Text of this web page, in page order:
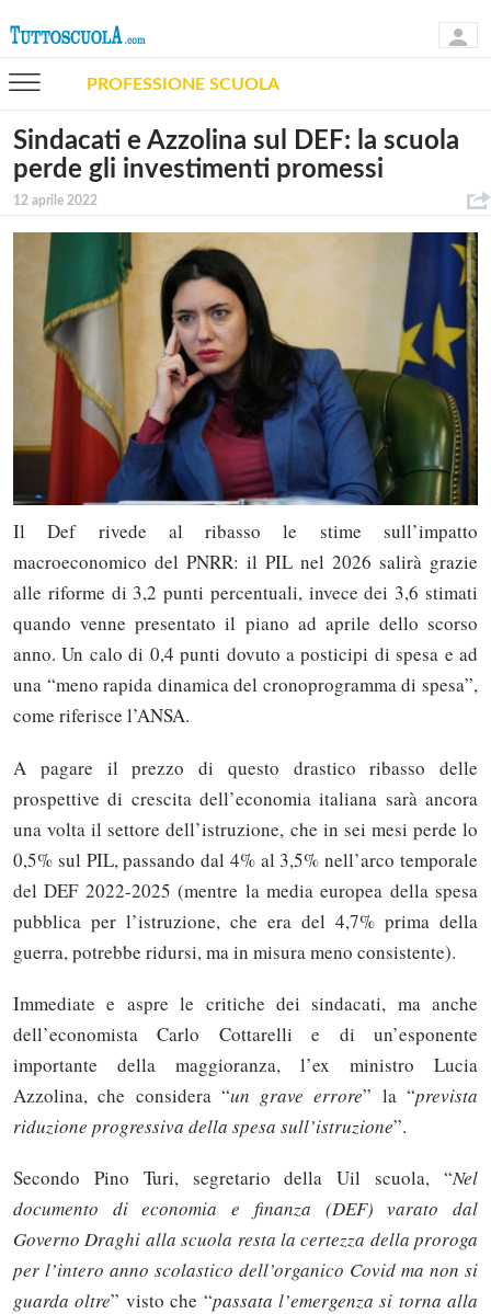
PROFESSIONE SCUOLA
Sindacati e Azzolina sul DEF: la scuola
perde gli investimenti promessi
12 aprile 2022
Il Def rivede al ribasso le stime sull’impatto
macroeconomico del PNRR: il PIL nel 2026 salirà grazie
alle riforme di 3,2 punti percentuali, invece dei 3,6 stimati
quando venne presentato il piano ad aprile dello scorso
anno. Un calo di 0,4 punti dovuto a posticipi di spesa e ad
una “meno rapida dinamica del cronoprogramma di spesa”,
come riferisce l’ANSA.
A pagare il prezzo di questo drastico ribasso delle
prospettive di crescita dell’economia italiana sarà ancora
una volta il settore dell’istruzione, che in sei mesi perde lo
0,5% sul PIL, passando dal 4% al 3,5% nell’arco temporale
del DEF 2022-2025 (mentre la media europea della spesa
pubblica per l’istruzione, che era del 4,7% prima della
guerra, potrebbe ridursi, ma in misura meno consistente).
Immediate e aspre le critiche dei sindacati, ma anche
dell’economista Carlo Cottarelli e di un’esponente
importante della maggioranza, l’ex ministro Lucia
Azzolina, che considera “un grave errore” la “prevista
riduzione progressiva della spesa sull’istruzione”.
Secondo Pino Turi, segretario della Uil scuola, “Nel
documento di economia e finanza (DEF) varato dal
Governo Draghi alla scuola resta la certezza della proroga
per l’intero anno scolastico dell’organico Covid ma non si
guarda oltre” visto che “passata l’emergenza si torna alla